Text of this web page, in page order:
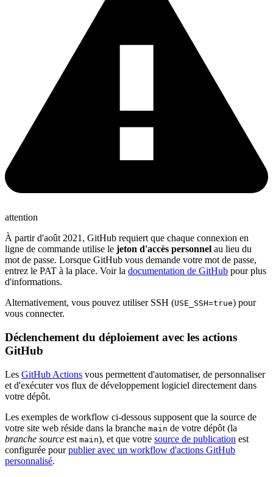
attention
À partir d'août 2021, GitHub requiert que chaque connexion en
ligne de commande utilise le jeton d'accès personnel au lieu du
mot de passe. Lorsque GitHub vous demande votre mot de passe,
entrez le PAT à la place. Voir la documentation de GitHub pour plus
d'informations.
Alternativement, vous pouvez utiliser SSH (USE_SSH=true) pour
vous connecter.
Déclenchement du déploiement avec les actions
GitHub
Les GitHub Actions vous permettent d'automatiser, de personnaliser
et d'exécuter vos flux de développement logiciel directement dans
votre dépôt.
Les exemples de workflow ci-dessous supposent que la source de
votre site web réside dans la branche main de votre dépôt (la
branche source est main), et que votre source de publication est
configurée pourpublier avec un workflow d'actions GitHub
personnalisé.